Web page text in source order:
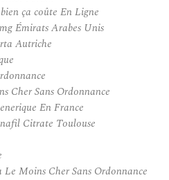
ça coûte En Ligne
Émirats Arabes Unis
Autriche
Cher Sans Ordonnance
En France
Citrate Toulouse
Moins Cher Sans Ordonnance